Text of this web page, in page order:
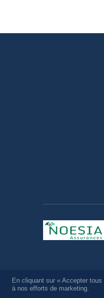
En cliquant sur « Accepter
à nos efforts de marketing.